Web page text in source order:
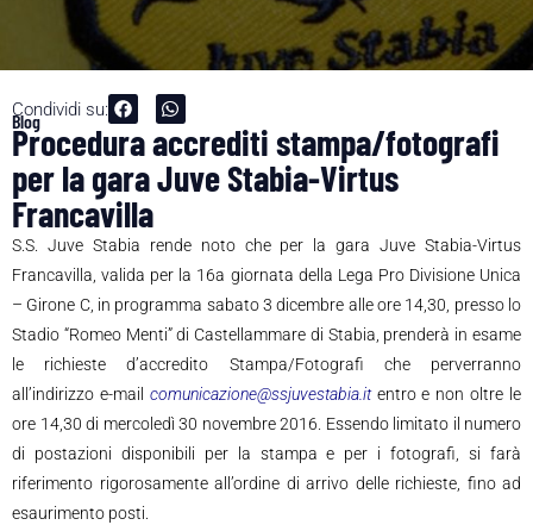
Condividi su:
Blog
Procedura accrediti stampa/fotografi
per la gara Juve Stabia-Virtus
Francavilla
S.S. Juve Stabia rende noto che per la gara Juve Stabia-Virtus
Francavilla, valida per la 16a giornata della Lega Pro Divisione Unica
– Girone C, in programma sabato 3 dicembre alle ore 14,30, presso lo
Stadio “Romeo Menti” di Castellammare di Stabia, prenderà in esame
le richieste d’accredito Stampa/Fotografi che perverranno
all’indirizzo e-mail comunicazione@ssjuvestabia.itentro e non oltre le
ore 14,30 di mercoledì 30 novembre 2016. Essendo limitato il numero
di postazioni disponibili per la stampa e per i fotografi, si farà
riferimento rigorosamente all’ordine di arrivo delle richieste, fino ad
esaurimento posti.